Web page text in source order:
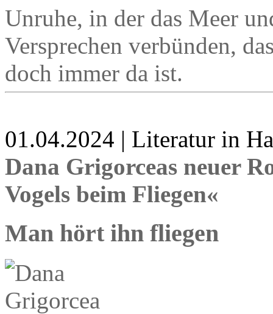
Unruhe, in der das Meer
Versprechen verbünden,
doch immer da ist.
01.04.2024 | Literatur in
Dana Grigorceas neuer
Vogels beim Fliegen«
Man hört ihn fliegen